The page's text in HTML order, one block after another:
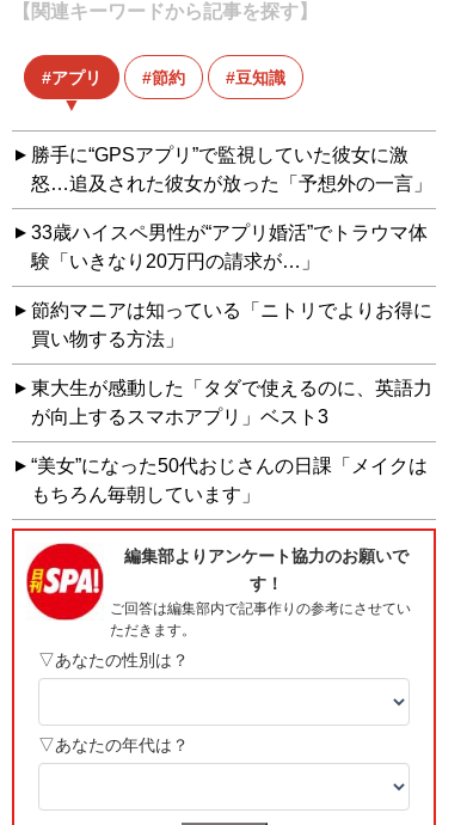
【関連キーワードから記事を探す】
アプリ 節約 豆知識
勝手に“GPSアプリ”で監視していた彼女に激
怒…追及された彼女が放った「予想外の一言」
33歳ハイスペ男性が“アプリ婚活”でトラウマ体
験「いきなり20万円の請求が…」
節約マニアは知っている「ニトリでよりお得に
買い物する方法」
東大生が感動した「タダで使えるのに、英語力
が向上するスマホアプリ」ベスト3
“美女”になった50代おじさんの日課「メイクは
もちろん毎朝しています」